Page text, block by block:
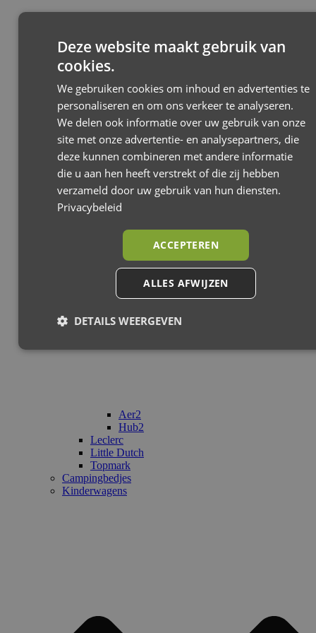
Joolz
Aer2
Hub2
Leclerc
Little Dutch
Topmark
Campingbedjes
Kinderwagens
Deze website maakt gebruik van
cookies.
We gebruiken cookies om inhoud en advertenties te
personaliseren en om ons verkeer te analyseren.
We delen ook informatie over uw gebruik van onze
site met onze advertentie- en analysepartners, die
deze kunnen combineren met andere informatie
die u aan hen heeft verstrekt of die zij hebben
verzameld door uw gebruik van hun diensten.
Privacybeleid
ACCEPTEREN
ALLES AFWIJZEN
DETAILS WEERGEVEN